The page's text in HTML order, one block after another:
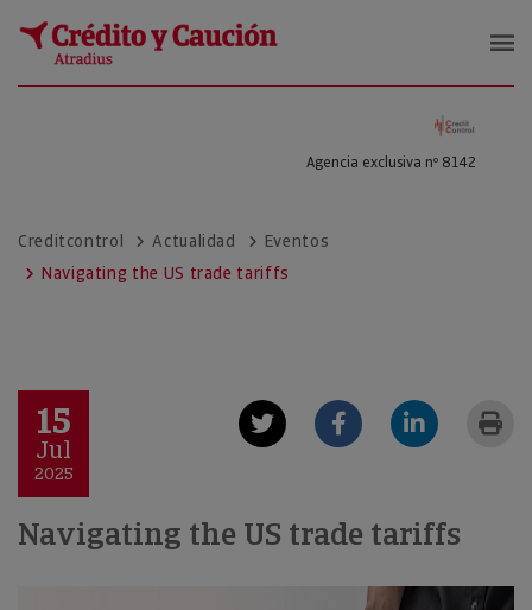
CARRIZOSA SANCHEZ, EMILIO
Agencia exclusiva nº 8142
Creditcontrol Actualidad
Eventos
Navigating the US trade tariffs
15
Jul
2025
Navigating the US trade tariffs